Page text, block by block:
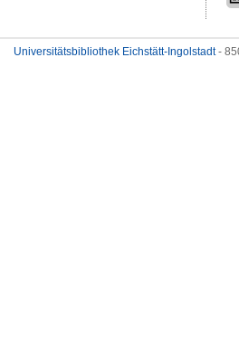
Universitätsbibliothek Eichstätt-Ingolstadt-